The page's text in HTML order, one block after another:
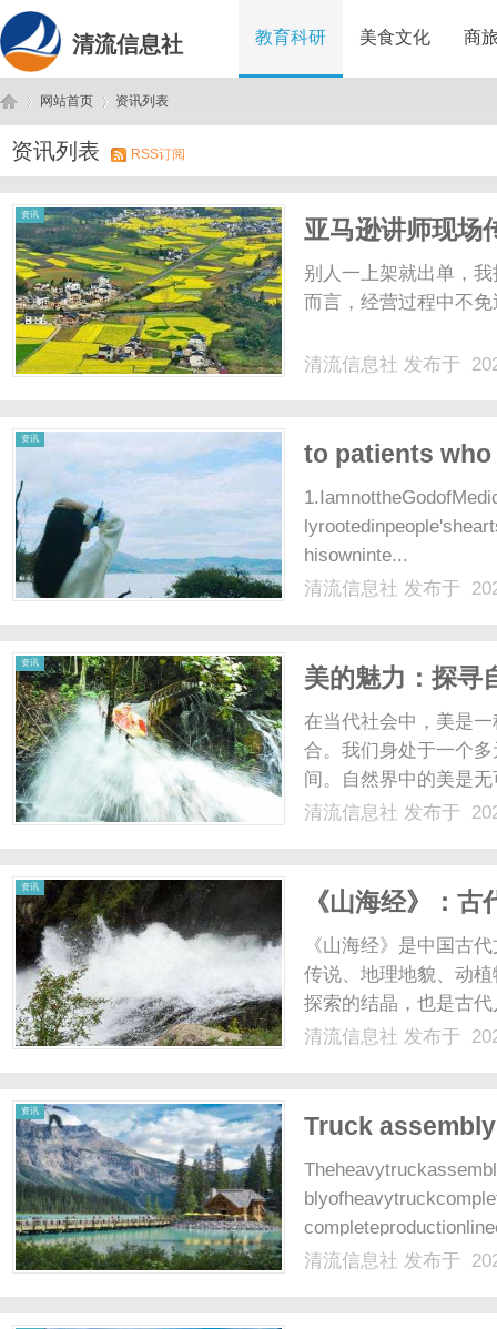
清流信息社 教育科研 美食文化 商
清 ›
网站首页
›
资讯列表
资讯列表 RSS订阅
资讯
亚马逊讲师现场
别人一上架就出单，
而言，经营过程中不
清流信息社 发布于
资讯
to patients
hisowninte...
清流信息社 发布于
资讯
美的魅力：探寻
在当代社会中，美是
合。我们身处于一个
间。自然界中的美是
森林和清澈的湖泊，
清流信息社 发布于
资讯
《山海经》：
《山海经》是中国古
传说、地理地貌、动
探索的结晶，也是古
一部集奇幻、神秘与
清流信息社 发布于
资讯
Truck
清流信息社 发布于